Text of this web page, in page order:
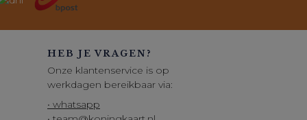
HEB JE VRAGEN?
Onze klantenservice is op
werkdagen bereikbaar via:
• whatsapp